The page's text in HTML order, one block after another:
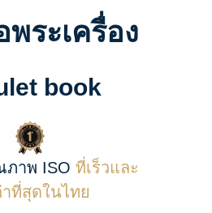
ระเครื่อง
book
าพ ISO ที่เร็วและ
ที่สุดในไทย